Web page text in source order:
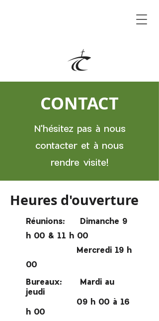
CONTACT
N'hésitez pas à nous
contacter et à nous
rendre visite!
Heures d'ouverture
Réunions: Dimanche 9
h 00 & 11 h 00
Mercredi 19 h
00
Bureaux: Mardi au
jeudi
09 h 00 à 16
h 00